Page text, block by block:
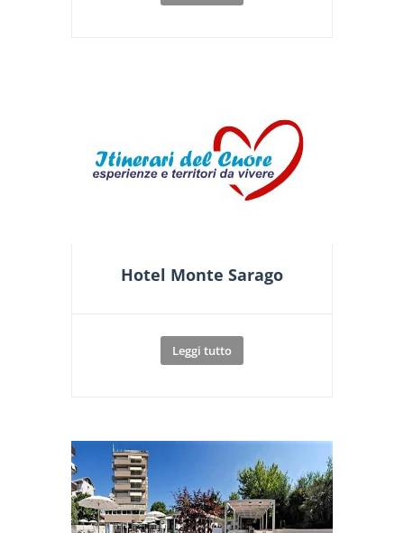
Hotel Monte Sarago
Leggi tutto